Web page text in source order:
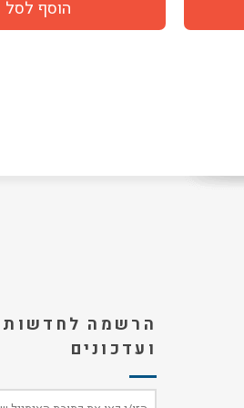
הרשמה לחדשות
ועדכונים